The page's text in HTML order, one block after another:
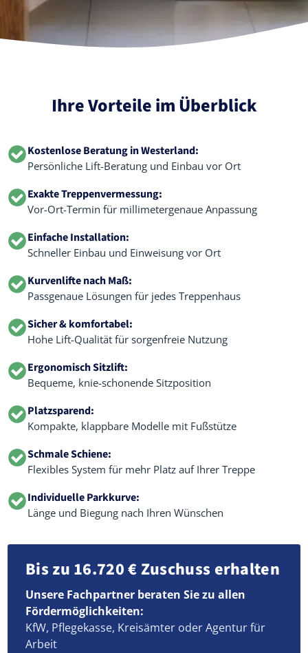
Ihre Vorteile im Überblick
Kostenlose Beratung in Westerland:
Persönliche Lift-Beratung und Einbau vor Ort
Exakte Treppenvermessung:
Vor-Ort-Termin für millimetergenaue Anpassung
Einfache Installation:
Schneller Einbau und Einweisung vor Ort
Kurvenlifte nach Maß:
Passgenaue Lösungen für jedes Treppenhaus
Sicher & komfortabel:
Hohe Lift-Qualität für sorgenfreie Nutzung
Ergonomisch Sitzlift:
Bequeme, knie-schonende Sitzposition
Platzsparend:
Kompakte, klappbare Modelle mit Fußstütze
Schmale Schiene:
Flexibles System für mehr Platz auf Ihrer Treppe
Individuelle Parkkurve:
Länge und Biegung nach Ihren Wünschen
Bis zu 16.720 € Zuschuss erhalten
Unsere Fachpartner beraten Sie zu allen
Fördermöglichkeiten:
KfW, Pflegekasse, Kreisämter oder Agentur für
Arbeit